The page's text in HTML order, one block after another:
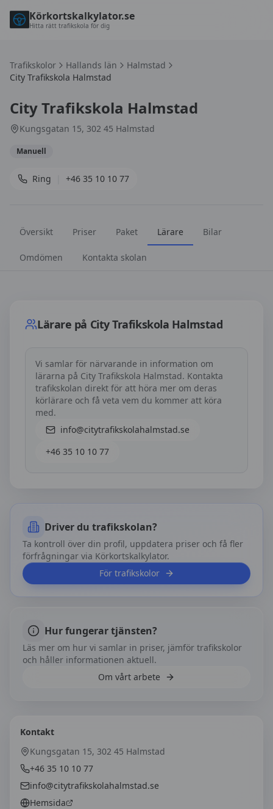
Körkortskalkylator.se
Hitta rätt trafikskola för dig
Trafikskolor Hallands län
Halmstad
City Trafikskola Halmstad
City Trafikskola Halmstad
Kungsgatan 15, 302 45 Halmstad
Manuell
Ring +46 35 10 10 77
Översikt Priser Paket Lärare Bilar
Omdömen Kontakta skolan
Lärare på City Trafikskola Halmstad
Vi samlar för närvarande in information om
lärarna på City Trafikskola Halmstad. Kontakta
trafikskolan direkt för att höra mer om deras
körlärare och få veta vem du kommer att köra
med.
info@citytrafikskolahalmstad.se
+46 35 10 10 77
Driver du trafikskolan?
Ta kontroll över din profil, uppdatera priser och få fler
förfrågningar via Körkortskalkylator.
För trafikskolor
Hur fungerar tjänsten?
Läs mer om hur vi samlar in priser, jämför trafikskolor
och håller informationen aktuell.
Om vårt arbete
Kontakt
Kungsgatan 15, 302 45 Halmstad
+46 35 10 10 77
info@citytrafikskolahalmstad.se
Hemsida